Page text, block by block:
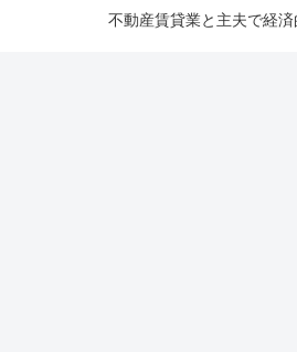
不動産賃貸業と主夫で経